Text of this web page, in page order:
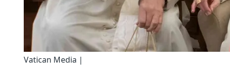
Vatican Media |